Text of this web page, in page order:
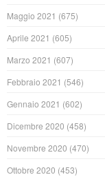
Maggio 2021 (675)
Aprile 2021 (605)
Marzo 2021 (607)
Febbraio 2021 (546)
Gennaio 2021 (602)
Dicembre 2020 (458)
Novembre 2020 (470)
Ottobre 2020 (453)